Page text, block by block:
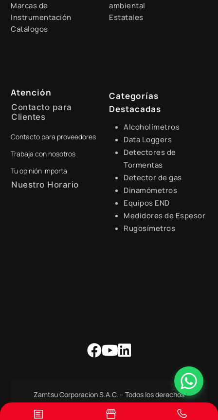
Marcas de
Instrumentación
Catalogos
ambiental
Estatales
Atención
Contacto para
Clientes
+51 941 525 454
digital@zamtsu.com
Contacto para proveedores
Trabaja con nosotros
Tu opinión importa
Nuestro Horario
Categorías
Destacadas
Alcoholímetros
Data Loggers
Detectores de
Tormentas
Detector de gas
Dinamómetros
Equipos END
Medidores de Espesor
Rugosímetros
Zamtsu Corporacion S.A.C. – Todos los derechos
Reservados.